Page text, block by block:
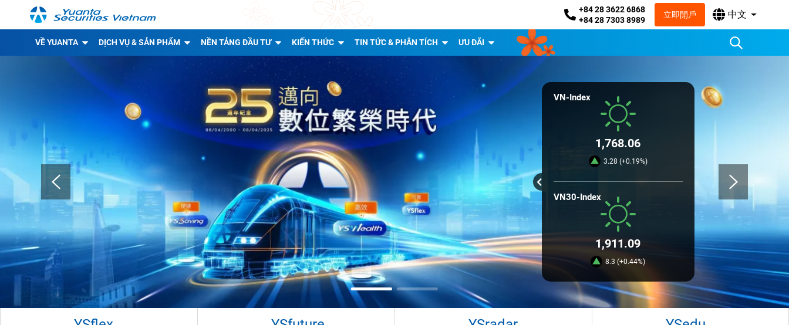
+84 28 3622 6868
+84 28 7303 8989
立即開戶 中文
VỀ YUANTA DỊCH VỤ & SẢN PHẨM NỀN TẢNG ĐẦU TƯ KIẾN THỨC TIN TỨC & PHÂN TÍCH ƯU ĐÃI
VN-Index
1,768.06
3.28 (+0.19%)
VN30-Index
1,911.09
8.3 (+0.44%)